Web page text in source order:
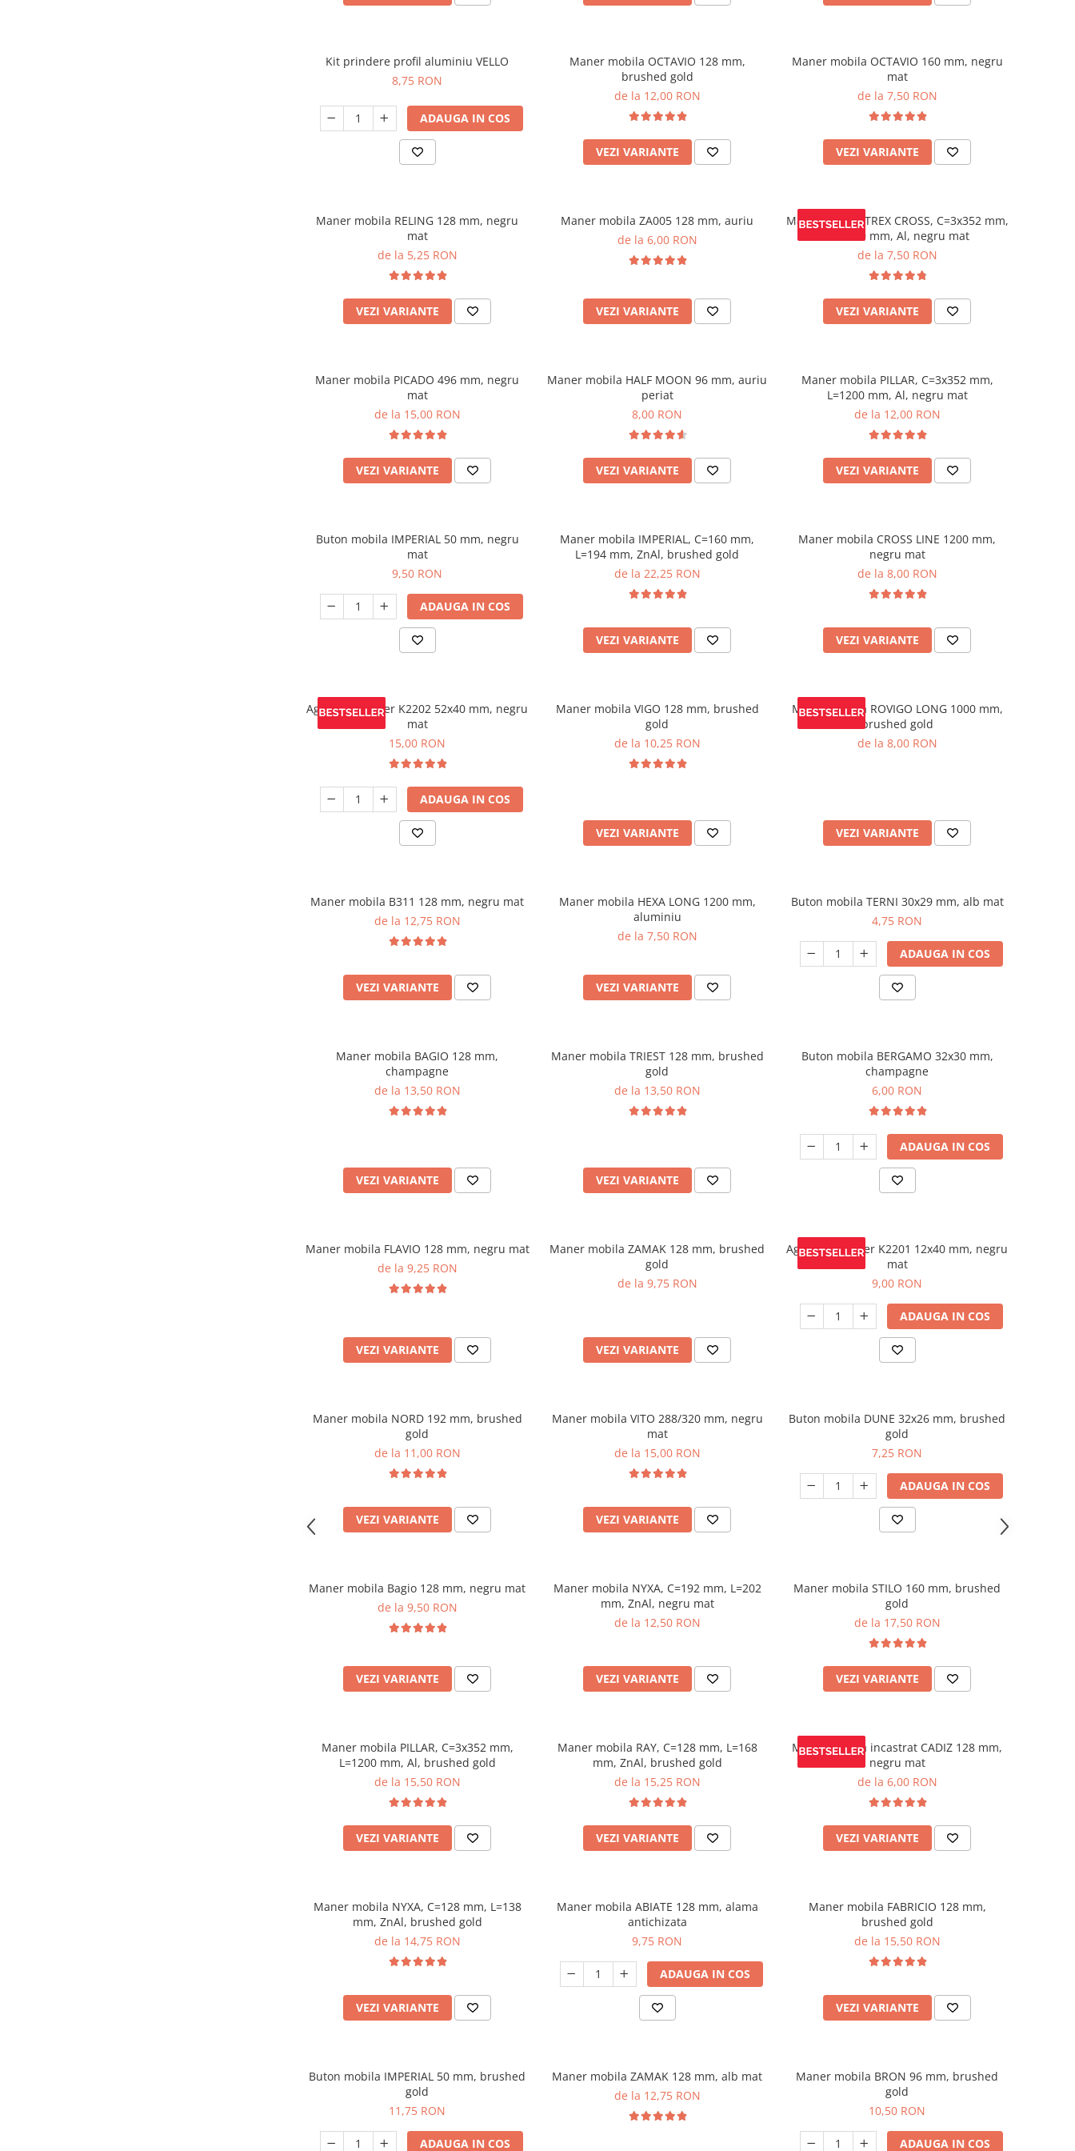
Kit prindere profil aluminiu VELLO
8,75 RON
ADAUGA IN COS
Maner mobila OCTAVIO 128 mm,
brushed gold
de la 12,00 RON
VEZI VARIANTE
Maner mobila OCTAVIO 160 mm, negru
mat
de la 7,50 RON
VEZI VARIANTE
Maner mobila RELING 128 mm, negru
mat
de la 5,25 RON
VEZI VARIANTE
Maner mobila ZA005 128 mm, auriu
de la 6,00 RON
VEZI VARIANTE
Maner mobila TREX CROSS, C=3x352 mm,
L= 1200 mm, Al, negru mat
de la 7,50 RON
VEZI VARIANTE
Maner mobila PICADO 496 mm, negru
mat
de la 15,00 RON
VEZI VARIANTE
Maner mobila HALF MOON 96 mm, auriu
periat
8,00 RON
VEZI VARIANTE
Maner mobila PILLAR, C=3x352 mm,
L=1200 mm, Al, negru mat
de la 12,00 RON
VEZI VARIANTE
Buton mobila IMPERIAL 50 mm, negru
mat
9,50 RON
ADAUGA IN COS
Maner mobila IMPERIAL, C=160 mm,
L=194 mm, ZnAl, brushed gold
de la 22,25 RON
VEZI VARIANTE
Maner mobila CROSS LINE 1200 mm,
negru mat
de la 8,00 RON
VEZI VARIANTE
Agatatoare cuier K2202 52x40 mm, negru
mat
15,00 RON
ADAUGA IN COS
Maner mobila VIGO 128 mm, brushed
gold
de la 10,25 RON
VEZI VARIANTE
Maner mobila ROVIGO LONG 1000 mm,
brushed gold
de la 8,00 RON
VEZI VARIANTE
Maner mobila B311 128 mm, negru mat
de la 12,75 RON
VEZI VARIANTE
Maner mobila HEXA LONG 1200 mm,
aluminiu
de la 7,50 RON
VEZI VARIANTE
Buton mobila TERNI 30x29 mm, alb mat
4,75 RON
ADAUGA IN COS
Maner mobila BAGIO 128 mm,
champagne
de la 13,50 RON
VEZI VARIANTE
Maner mobila TRIEST 128 mm, brushed
gold
de la 13,50 RON
VEZI VARIANTE
Buton mobila BERGAMO 32x30 mm,
champagne
6,00 RON
ADAUGA IN COS
Maner mobila FLAVIO 128 mm, negru mat
de la 9,25 RON
VEZI VARIANTE
Maner mobila ZAMAK 128 mm, brushed
gold
de la 9,75 RON
VEZI VARIANTE
Agatatoare cuier K2201 12x40 mm, negru
mat
9,00 RON
ADAUGA IN COS
Maner mobila NORD 192 mm, brushed
gold
de la 11,00 RON
VEZI VARIANTE
Maner mobila VITO 288/320 mm, negru
mat
de la 15,00 RON
VEZI VARIANTE
Buton mobila DUNE 32x26 mm, brushed
gold
7,25 RON
ADAUGA IN COS
Maner mobila Bagio 128 mm, negru mat
de la 9,50 RON
VEZI VARIANTE
Maner mobila NYXA, C=192 mm, L=202
mm, ZnAl, negru mat
de la 12,50 RON
VEZI VARIANTE
Maner mobila STILO 160 mm, brushed
gold
de la 17,50 RON
VEZI VARIANTE
Maner mobila PILLAR, C=3x352 mm,
L=1200 mm, Al, brushed gold
de la 15,50 RON
VEZI VARIANTE
Maner mobila RAY, C=128 mm, L=168
mm, ZnAl, brushed gold
de la 15,25 RON
VEZI VARIANTE
Maner mobila incastrat CADIZ 128 mm,
negru mat
de la 6,00 RON
VEZI VARIANTE
Maner mobila NYXA, C=128 mm, L=138
mm, ZnAl, brushed gold
de la 14,75 RON
VEZI VARIANTE
Maner mobila ABIATE 128 mm, alama
antichizata
9,75 RON
ADAUGA IN COS
Maner mobila FABRICIO 128 mm,
brushed gold
de la 15,50 RON
VEZI VARIANTE
Buton mobila IMPERIAL 50 mm, brushed
gold
11,75 RON
ADAUGA IN COS
Maner mobila ZAMAK 128 mm, alb mat
de la 12,75 RON
Maner mobila BRON 96 mm, brushed
gold
10,50 RON
ADAUGA IN COS